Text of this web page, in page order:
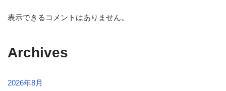
表示できるコメントはありません。
Archives
2026年8月